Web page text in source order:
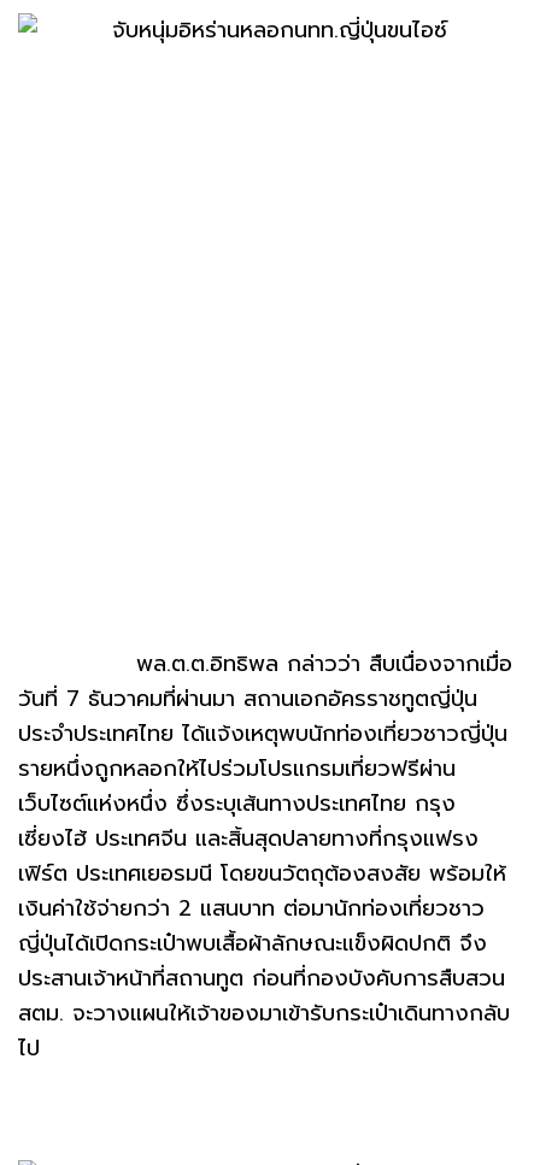
พล.ต.ต.อิทธิพล กล่าวว่า สืบเนื่องจากเมื่อ
วันที่ 7 ธันวาคมที่ผ่านมา สถานเอกอัครราชทูตญี่ปุ่น
ประจำประเทศไทย ได้แจ้งเหตุพบนักท่องเที่ยวชาวญี่ปุ่น
รายหนึ่งถูกหลอกให้ไปร่วมโปรแกรมเที่ยวฟรีผ่าน
เว็บไซต์แห่งหนึ่ง ซึ่งระบุเส้นทางประเทศไทย กรุง
เซี่ยงไฮ้ ประเทศจีน และสิ้นสุดปลายทางที่กรุงแฟรง
เฟิร์ต ประเทศเยอรมนี โดยขนวัตถุต้องสงสัย พร้อมให้
เงินค่าใช้จ่ายกว่า 2 แสนบาท ต่อมานักท่องเที่ยวชาว
ญี่ปุ่นได้เปิดกระเป๋าพบเสื้อผ้าลักษณะแข็งผิดปกติ จึง
ประสานเจ้าหน้าที่สถานทูต ก่อนที่กองบังคับการสืบสวน
สตม. จะวางแผนให้เจ้าของมาเข้ารับกระเป๋าเดินทางกลับ
ไป